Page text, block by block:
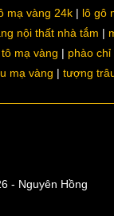
mạ vàng 24k
lô gô
nội thất nhà tắm
mạ vàng
phào chỉ
mạ vàng tượng
- Nguyên Hồng